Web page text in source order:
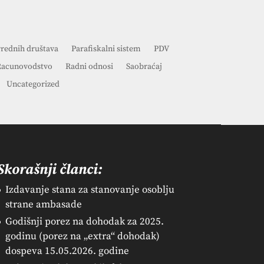
društava Parafiskalni sistem
PDV
Radni odnosi
Saobraćaj
Uncategorized
članci:
Izdavanje stana za stanovanje osoblju
strane ambasade
Godišnji porez na dohodak za 2025.
godinu (porez na „extra“ dohodak)
dospeva 15.05.2026. godine